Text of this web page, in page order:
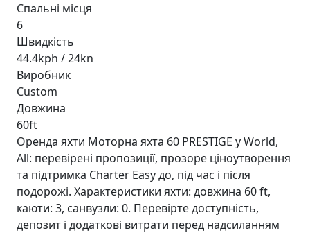
Спальні місця
6
Швидкість
44.4kph / 24kn
Виробник
Custom
Довжина
60ft
Оренда яхти Моторна яхта 60 PRESTIGE у World,
All: перевірені пропозиції, прозоре ціноутворення
та підтримка Charter Easy до, під час і після
подорожі. Характеристики яхти: довжина 60 ft,
каюти: 3, санвузли: 0. Перевірте доступність,
депозит і додаткові витрати перед надсиланням